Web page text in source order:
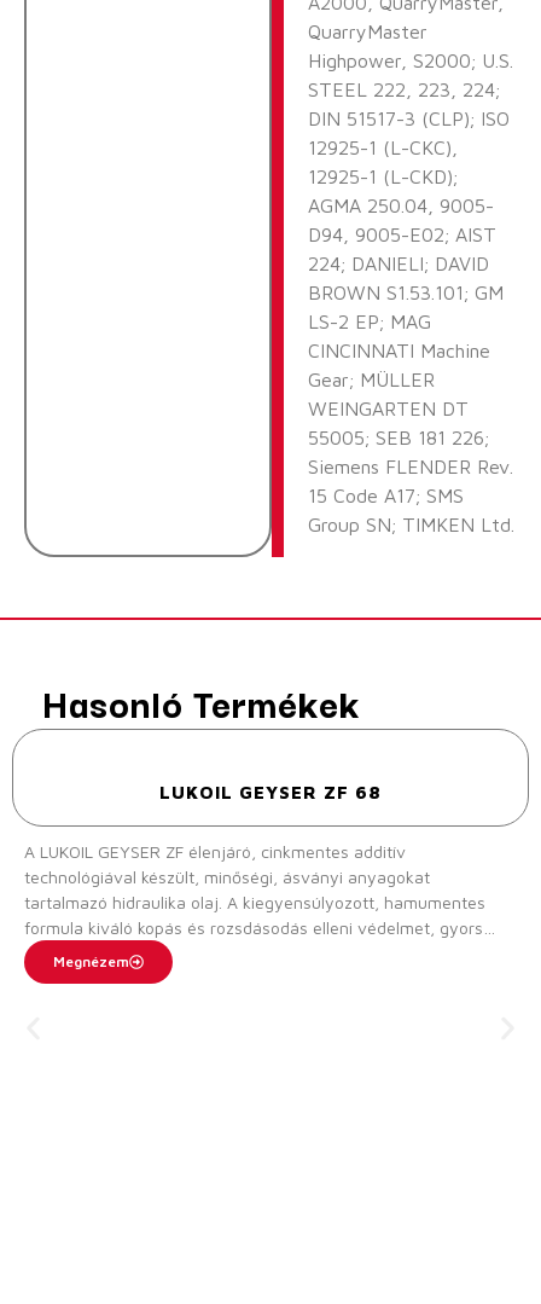
QuarryMaster
Highpower, S2000; U.S.
STEEL 222, 223, 224;
DIN 51517-3 (CLP); ISO
12925-1 (L-CKC),
12925-1 (L-CKD);
AGMA 250.04, 9005-
D94, 9005-E02; AIST
224; DANIELI; DAVID
BROWN S1.53.101; GM
LS-2 EP; MAG
CINCINNATI Machine
Gear; MÜLLER
WEINGARTEN DT
55005; SEB 181 226;
Siemens FLENDER Rev.
15 Code A17; SMS
Group SN; TIMKEN Ltd.
Hasonló Termékek
LUKOIL GEYSER ZF 68
A LUKOIL GEYSER ZF élenjáró, cinkmentes additív
technológiával készült, minőségi, ásványi anyagokat
tartalmazó hidraulika olaj. A kiegyensúlyozott, hamumentes
formula kiváló kopás és rozsdásodás elleni védelmet, gyors
levegőkiválasztást, valamint gyenge habképződést biztosít. A
LUKOIL GEYSER ZF a gyártó előírása szerint kiválóan alkalmas
Megnézem